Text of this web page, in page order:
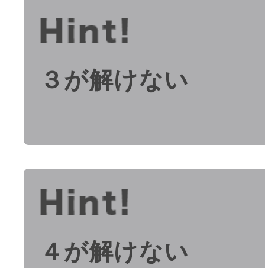
３が解けない
４が解けない